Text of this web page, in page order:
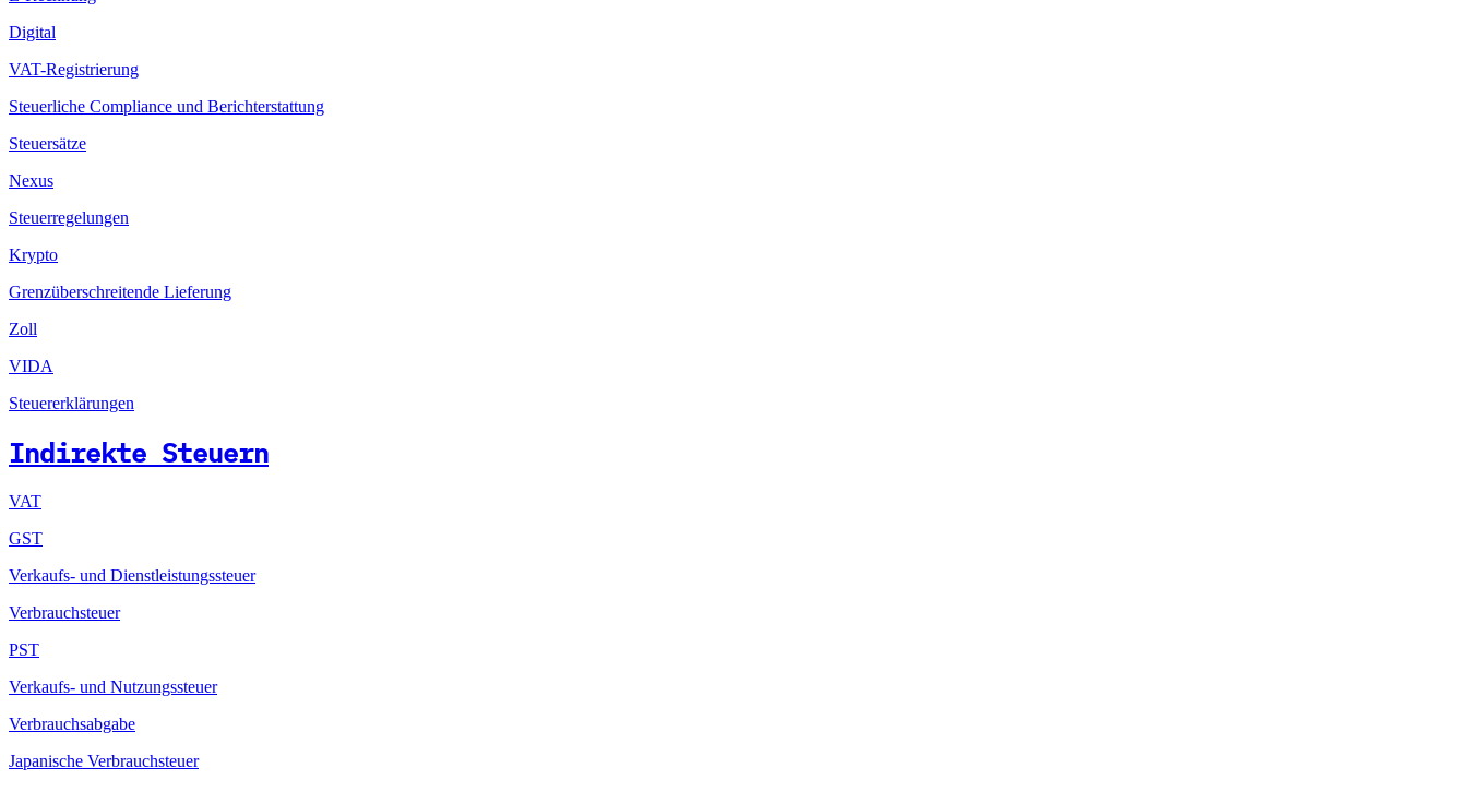
Digital
VAT-Registrierung
Steuerliche Compliance und Berichterstattung
Steuersätze
Nexus
Steuerregelungen
Krypto
Grenzüberschreitende Lieferung
Zoll
VIDA
Steuererklärungen
Indirekte Steuern
VAT
GST
Verkaufs- und Dienstleistungssteuer
Verbrauchsteuer
PST
Verkaufs- und Nutzungssteuer
Verbrauchsabgabe
Japanische Verbrauchsteuer